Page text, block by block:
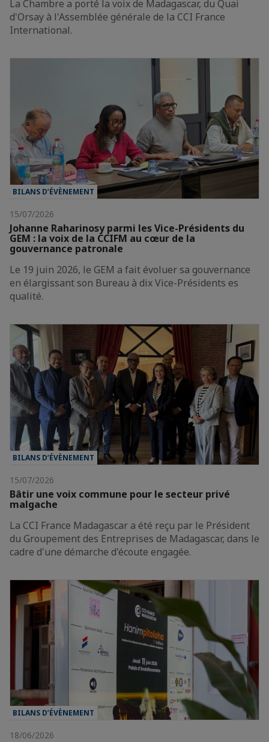
La Chambre a porté la voix de Madagascar, du Quai
d'Orsay à l'Assemblée générale de la CCI France
International.
BILANS D’ÉVÈNEMENT
15/07/2026
Johanne Raharinosy parmi les Vice-Présidents du
GEM : la voix de la CCIFM au cœur de la
gouvernance patronale
Le 19 juin 2026, le GEM a fait évoluer sa gouvernance
en élargissant son Bureau à dix Vice-Présidents es
qualité.
BILANS D’ÉVÈNEMENT
15/07/2026
Bâtir une voix commune pour le secteur privé
malgache
La CCI France Madagascar a été reçu par le Président
du Groupement des Entreprises de Madagascar, dans le
cadre d'une démarche d'écoute engagée.
BILANS D’ÉVÈNEMENT
18/06/2026